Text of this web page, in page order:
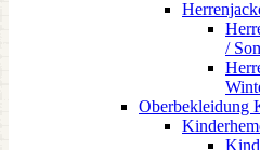
/
Oberbekleidung